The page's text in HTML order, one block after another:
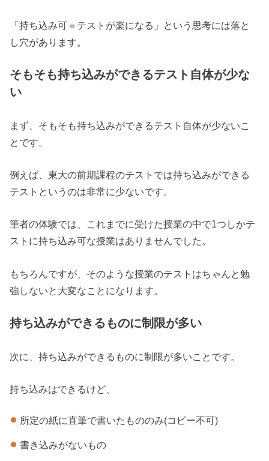
「持ち込み可＝テストが楽になる」という思考には落と
し穴があります。
そもそも持ち込みができるテスト自体が少な
い
まず、そもそも持ち込みができるテスト自体が少ないこ
とです。
例えば、東大の前期課程のテストでは持ち込みができる
テストというのは非常に少ないです。
筆者の体験では、これまでに受けた授業の中で1つしかテ
ストに持ち込み可な授業はありませんでした。
もちろんですが、そのような授業のテストはちゃんと勉
強しないと大変なことになります。
持ち込みができるものに制限が多い
次に、持ち込みができるものに制限が多いことです。
持ち込みはできるけど、
所定の紙に直筆で書いたもののみ(コピー不可)
書き込みがないもの